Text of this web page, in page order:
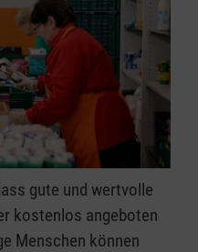
gute und wertvolle
kostenlos angeboten
Menschen können